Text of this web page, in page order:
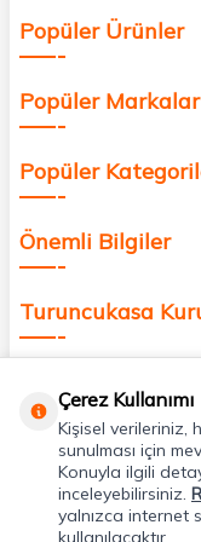
Popüler Ürünler
Popüler Markalar
Popüler
Önemli Bilgiler
Turuncukasa
Uygulamalarımız
Adres & İletişim
Çerez Kullanımı
Kişisel verileriniz,
sunulması için
Konuyla ilgili
inceleyebilirsiniz.
yalnızca internet
kullanılacaktır.